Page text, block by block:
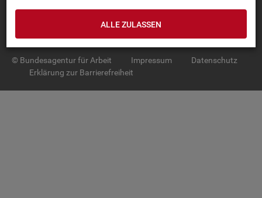
ALLE ZULASSEN
GRUND­LA­GEN
© Bundesagentur für Arbeit Impressum
Datenschutz
Erklärung zur Barrierefreiheit